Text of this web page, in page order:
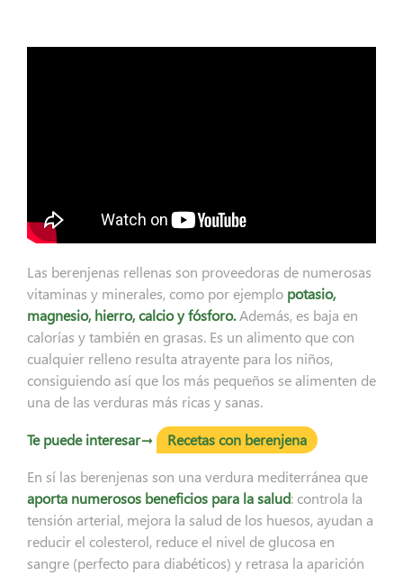
Las berenjenas rellenas son proveedoras de numerosas
vitaminas y minerales, como por ejemplo potasio,
magnesio, hierro, calcio y fósforo.Además, es baja en
calorías y también en grasas. Es un alimento que con
cualquier relleno resulta atrayente para los niños,
consiguiendo así que los más pequeños se alimenten de
una de las verduras más ricas y sanas.
Te puede interesar→
Recetas con berenjena
En sí las berenjenas son una verdura mediterránea que
aporta numerosos beneficios para la salud: controla la
tensión arterial, mejora la salud de los huesos, ayudan a
reducir el colesterol, reduce el nivel de glucosa en
sangre (perfecto para diabéticos) y retrasa la aparición